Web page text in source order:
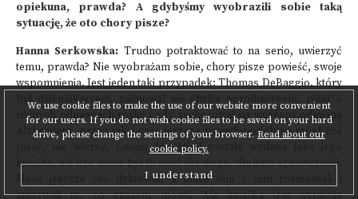
opiekuna, prawda? A gdybyśmy wyobrazili sobie taką
sytuację, że oto chory pisze?
Hanna Serkowska: Trudno potraktować to na serio, uwierzyć
temu, prawda? Nie wyobrażam sobie, chory pisze powieść, swoje
wspomnienia. Jest jeden taki przypadek: Thomas DeBaggio, który
był dziennikarzem, zajmował się chyba ogrodnictwem, pisał o
różnych odmianach roślin i gdy zachorował na wczesną odmianę
Alzheimera, przez jakiś czas jeszcze prawdopodobnie mógł coś
Losing My Mind
książka, ale być może był to hołd dla niego, dla jego sprawczości.
Może jeszcze coś dyktował, a może inni z nim rozmawiali i
spisywali to, co czasem mówił. Ale książka jest wyraźnie
We use cookie files to make the use of our website more convenient
for our users. If you do not wish cookie files to be saved on your hard
drive, please change the settings of your browser. Read about our
cookie policy.
I understand